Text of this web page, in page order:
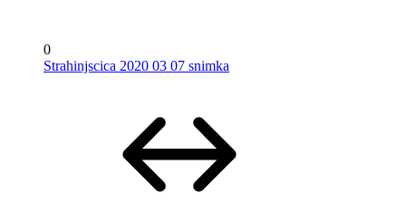
0
Strahinjscica 2020 03 07 snimka